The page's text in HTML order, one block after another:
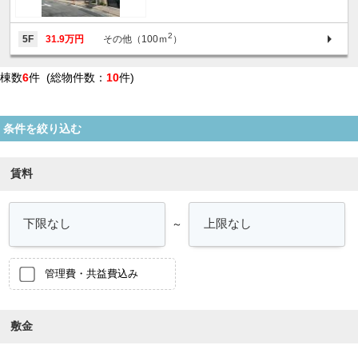
5F 31.9万円 その他（100ｍ2 ）
棟数6件 (総物件数： 10件)
条件を絞り込む
賃料
～
管理費・共益費込み
敷金